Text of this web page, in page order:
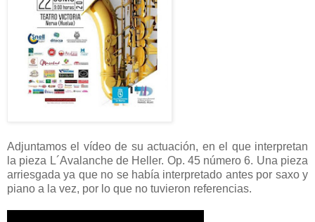
Adjuntamos el vídeo de su actuación, en el que interpretan
la pieza L´Avalanche de Heller. Op. 45 número 6. Una pieza
arriesgada ya que no se había interpretado antes por saxo y
piano a la vez, por lo que no tuvieron referencias.